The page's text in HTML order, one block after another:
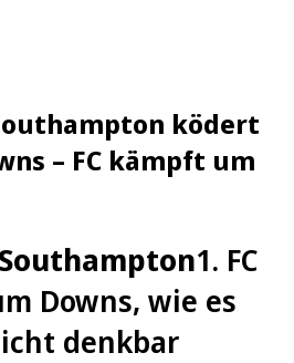
ködert
– FC kämpft um
1. FC
Downs, wie es
denkbar